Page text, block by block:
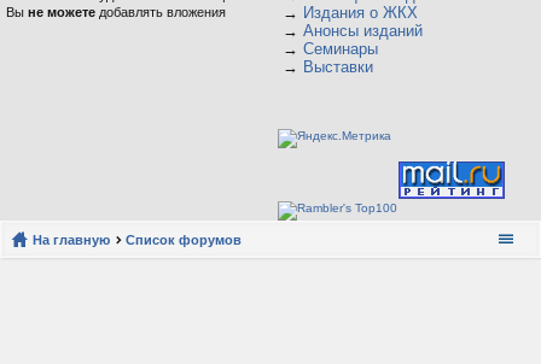
Вы не можете добавлять вложения
→ Издания о ЖКХ
→ Анонсы изданий
→ Семинары
→ Выставки
На главную Список форумов